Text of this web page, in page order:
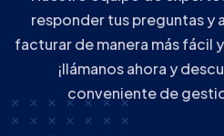
responder tus preguntas y
facturar de manera más fácil
¡llámanos ahora y
conveniente de